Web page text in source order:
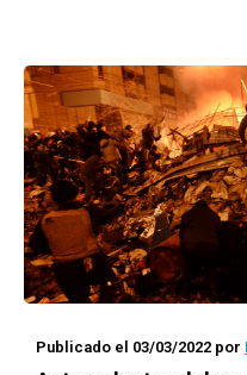
Publicado el 03/03/2022 por